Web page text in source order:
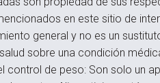
en este sitio de
general y no es un
sobre una condición
de peso: Son solo un